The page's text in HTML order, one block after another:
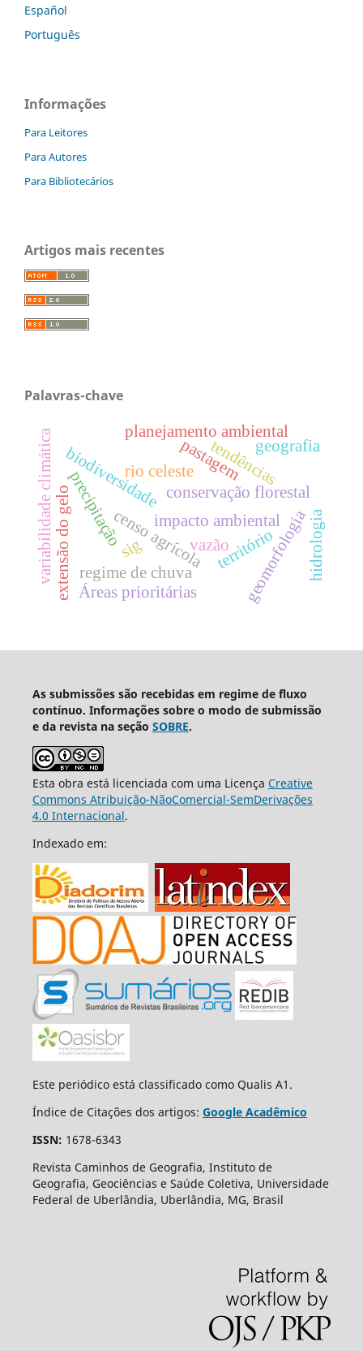
Español
Português
Informações
Para Leitores
Para Autores
Para Bibliotecários
Artigos mais recentes
Palavras-chave
conservação florestal
impacto ambiental
censo agrícola
biodiversidaderio celeste tendências
precipitação vazão geomorfologiahidrologia
planejamento ambiental
regime de chuva
extensão do gelo
variabilidade climática território
pastagem
Áreas prioritárias
geografia
sig
As submissões são recebidas em regime de fluxo
contínuo. Informações sobre o modo de submissão
e da revista na seção SOBRE.
Esta obra está licenciada com uma Licença Creative
Commons Atribuição-NãoComercial-SemDerivações
4.0 Internacional.
Indexado em:
Este periódico está classificado como Qualis A1.
Índice de Citações dos artigos: Google Acadêmico
ISSN: 1678-6343
Revista Caminhos de Geografia, Instituto de
Geografia, Geociências e Saúde Coletiva, Universidade
Federal de Uberlândia, Uberlândia, MG, Brasil